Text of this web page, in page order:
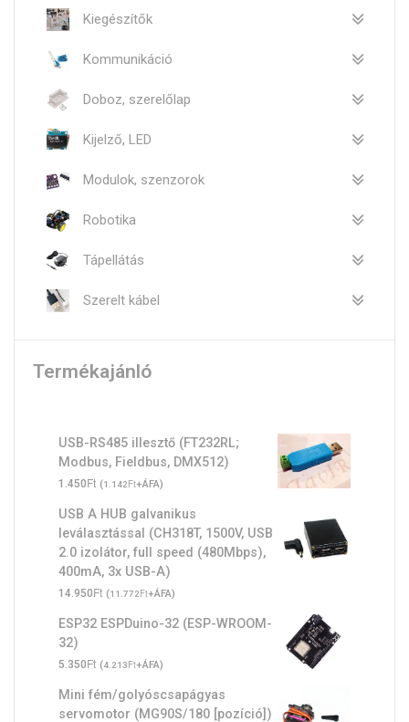
Kiegészítők
Kommunikáció
Doboz, szerelőlap
Kijelző, LED
Modulok, szenzorok
Robotika
Tápellátás
Szerelt kábel
Termékajánló
USB-RS485 illesztő (FT232RL;
Modbus, Fieldbus, DMX512)
1.450Ft (1.142Ft+ÁFA)
USB A HUB galvanikus
leválasztással (CH318T, 1500V, USB
2.0 izolátor, full speed (480Mbps),
400mA, 3x USB-A)
14.950Ft (11.772Ft+ÁFA)
ESP32 ESPDuino-32 (ESP-WROOM-
32)
5.350Ft (4.213Ft+ÁFA)
Mini fém/golyóscsapágyas
servomotor (MG90S/180 [pozíció])